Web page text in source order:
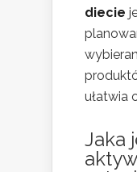
diecie
ułatwia
Jaka